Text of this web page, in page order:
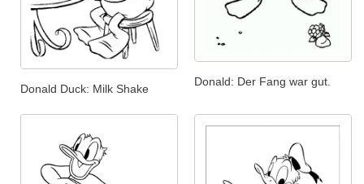
Donald Duck: Milk Shake
Donald: Der Fang war gut.